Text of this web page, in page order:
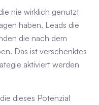
nie wirklich genutzt
haben, Leads die
die nach dem
Das ist verschenktes
aktiviert werden
dieses Potenzial